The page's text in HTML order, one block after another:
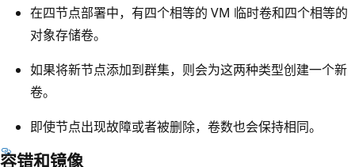
在四节点部署中，有四个相等的 VM 临时卷和四个相等的
对象存储卷。
如果将新节点添加到群集，则会为这两种类型创建一个新
卷。
即使节点出现故障或者被删除，卷数也会保持相同。
容错和镜像